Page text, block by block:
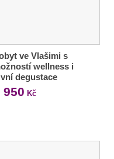
ve Vlašimi s
wellness i
degustace
950 Kč